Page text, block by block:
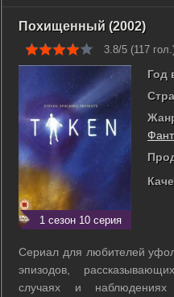
Похищенный (2002)
3.8/5 (117
1 сезон 10 серия
Год
Сериал для любителей
эпизодов,
случаях и